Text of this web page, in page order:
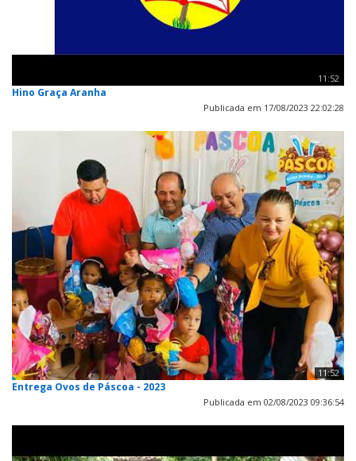
11:52
Hino Graça Aranha
Publicada em 17/08/2023 22:02:28
11:52
Entrega Ovos de Páscoa - 2023
Publicada em 02/08/2023 09:36:54